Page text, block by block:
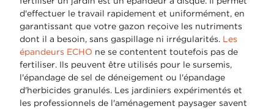
d'effectuer le travail rapidement et uniformément, en
garantissant que votre gazon reçoive les nutriments
dont il a besoin, sans gaspillage ni irrégularités. Les
épandeurs ECHO ne se contentent toutefois pas de
fertiliser. Ils peuvent être utilisés pour le sursemis,
l'épandage de sel de déneigement ou l'épandage
d'herbicides granulés. Les jardiniers expérimentés et
les professionnels de l'aménagement paysager savent